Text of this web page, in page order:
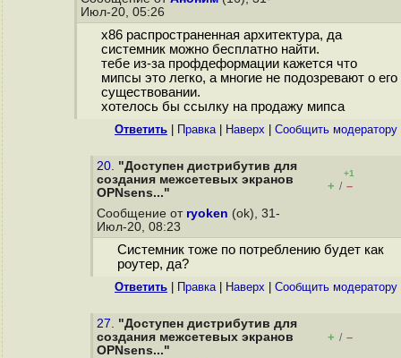
Июл-20, 05:26
x86 распространенная архитектура, да
системник можно бесплатно найти.
тебе из-за профдеформации кажется что
мипсы это легко, а многие не подозревают о его
существовании.
хотелось бы ссылку на продажу мипса
Ответить Правка| Наверх Cообщить модератору
20. "Доступен дистрибутив для
создания межсетевых экранов
OPNsens..."
+1
+ / –
Сообщение от ryoken (ok), 31-
Июл-20, 08:23
Системник тоже по потреблению будет как
роутер, да?
Ответить Правка| Наверх Cообщить модератору
27. "Доступен дистрибутив для
создания межсетевых экранов
OPNsens..."
+ / –